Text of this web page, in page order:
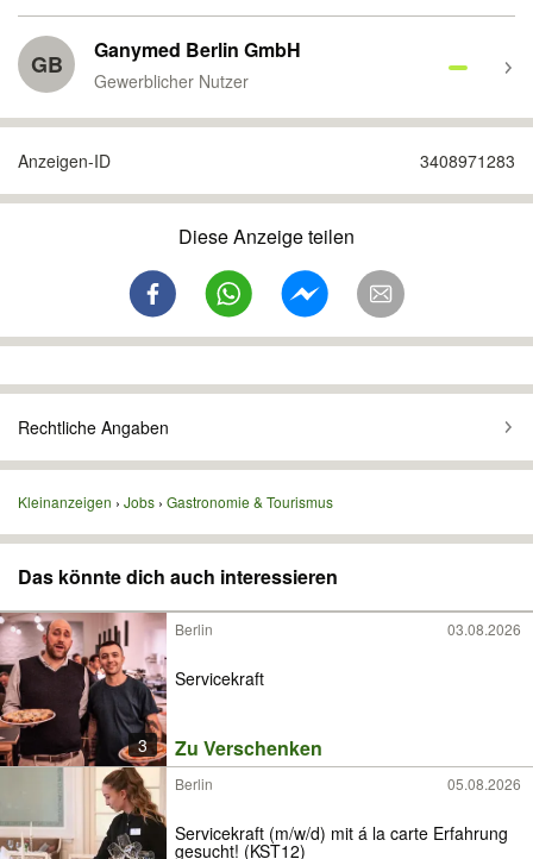
GB Ganymed Berlin GmbH
Gewerblicher Nutzer
Anzeigen-ID 3408971283
Diese Anzeige teilen
Rechtliche Angaben
Kleinanzeigen Jobs Gastronomie & Tourismus
Das könnte dich auch interessieren
3
Berlin 03.08.2026
Servicekraft
Zu Verschenken
Berlin 05.08.2026
Servicekraft (m/w/d) mit á la carte Erfahrung
gesucht! (KST12)